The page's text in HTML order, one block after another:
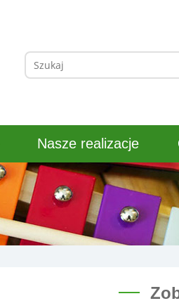
Szukaj:
Nasze realizacje